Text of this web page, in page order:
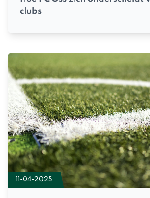
clubs
11-04-2025